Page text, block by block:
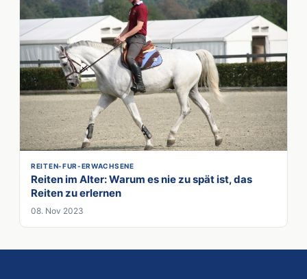
REITEN-FUR-ERWACHSENE
Reiten im Alter: Warum es nie zu spät ist, das
Reiten zu erlernen
08. Nov 2023